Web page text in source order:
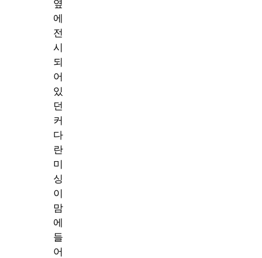
옆
에
전
시
되
어
있
던
커
다
란
미
싱
이
맘
에
들
어